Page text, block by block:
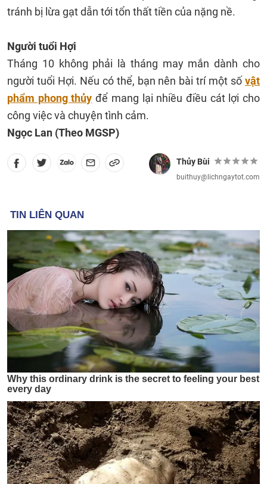
tránh bị lừa gạt dẫn tới tổn thất tiền của nặng nề.
Người tuổi Hợi
Tháng 10 không phải là tháng may mắn dành cho
người tuổi Hợi. Nếu có thể, bạn nên bài trí một số vật
phẩm phong thủy để mang lại nhiều điều cát lợi cho
công việc và chuyện tình cảm.
Ngọc Lan (Theo MGSP)
Thủy Bùi
buithuy@lichngaytot.com